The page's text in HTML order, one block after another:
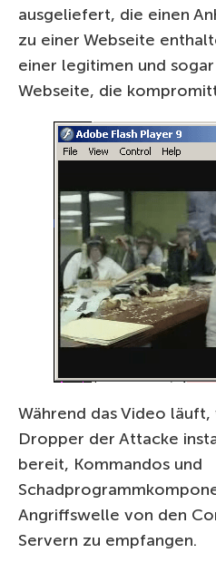
ausgeliefert, die einen
zu einer Webseite
einer legitimen und
Webseite, die
Während das Video
Dropper der Attacke
bereit, Kommandos und
Angriffswelle von den
Servern zu empfangen.